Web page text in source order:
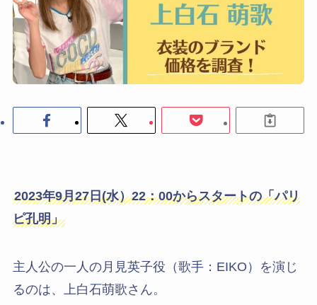
2023年9月27日(水）22：00からスタートの「パリ
ピ孔明」
主人公の一人の月見英子役（歌手：EIKO）を演じ
るのは、上白石萌歌さん。